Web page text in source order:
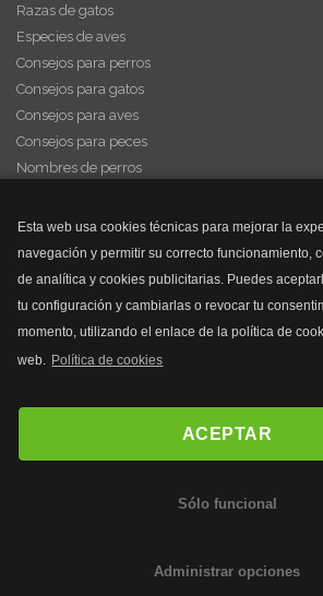
Esta web usa cookies técnicas para mejorar la
navegación y permitir su correcto funcionamiento,
de analítica y cookies publicitarias. Puedes
tu configuración y cambiarlas o revocar tu
momento, utilizando el enlace de la política de
web. Política de cookies
ACEPTAR
Sólo funcional
Administrar opciones
Razas de gatos
Especies de aves
Consejos para perros
Consejos para gatos
Consejos para aves
Consejos para peces
Nombres de perros
y mucho más...